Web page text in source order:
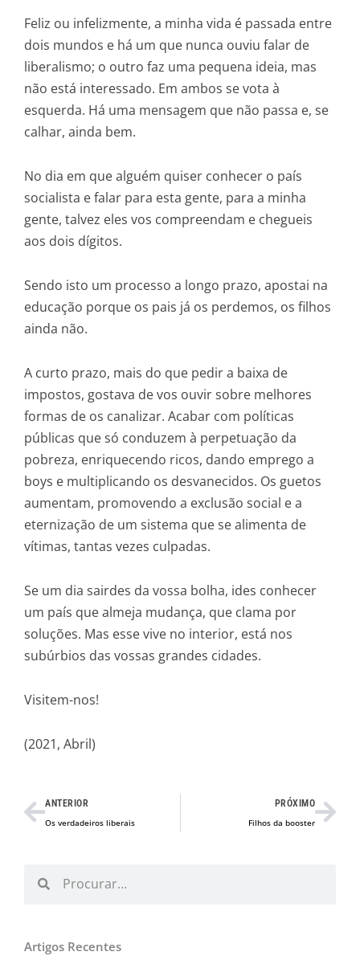
Feliz ou infelizmente, a minha vida é passada entre
dois mundos e há um que nunca ouviu falar de
liberalismo; o outro faz uma pequena ideia, mas
não está interessado. Em ambos se vota à
esquerda. Há uma mensagem que não passa e, se
calhar, ainda bem.
No dia em que alguém quiser conhecer o país
socialista e falar para esta gente, para a minha
gente, talvez eles vos compreendam e chegueis
aos dois dígitos.
Sendo isto um processo a longo prazo, apostai na
educação porque os pais já os perdemos, os filhos
ainda não.
A curto prazo, mais do que pedir a baixa de
impostos, gostava de vos ouvir sobre melhores
formas de os canalizar. Acabar com políticas
públicas que só conduzem à perpetuação da
pobreza, enriquecendo ricos, dando emprego a
boys e multiplicando os desvanecidos. Os guetos
aumentam, promovendo a exclusão social e a
eternização de um sistema que se alimenta de
vítimas, tantas vezes culpadas.
Se um dia sairdes da vossa bolha, ides conhecer
um país que almeja mudança, que clama por
soluções. Mas esse vive no interior, está nos
subúrbios das vossas grandes cidades.
Visitem-nos!
(2021, Abril)
Prev
ANTERIOR
Os verdadeiros liberais
PRÓXIMO
Filhos da booster
Artigos Recentes